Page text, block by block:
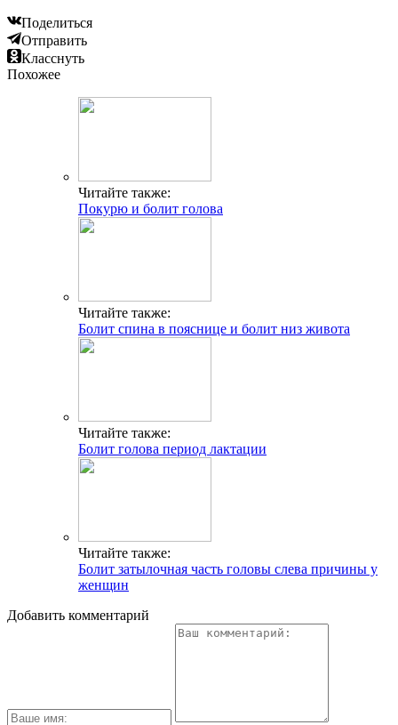
Поделиться
Отправить
Класснуть
Похожее
Читайте также:
Покурю и болит голова
Читайте также:
Болит спина в пояснице и болит низ живота
Читайте также:
Болит голова период лактации
Читайте также:
Болит затылочная часть головы слева причины у
женщин
Добавить комментарий